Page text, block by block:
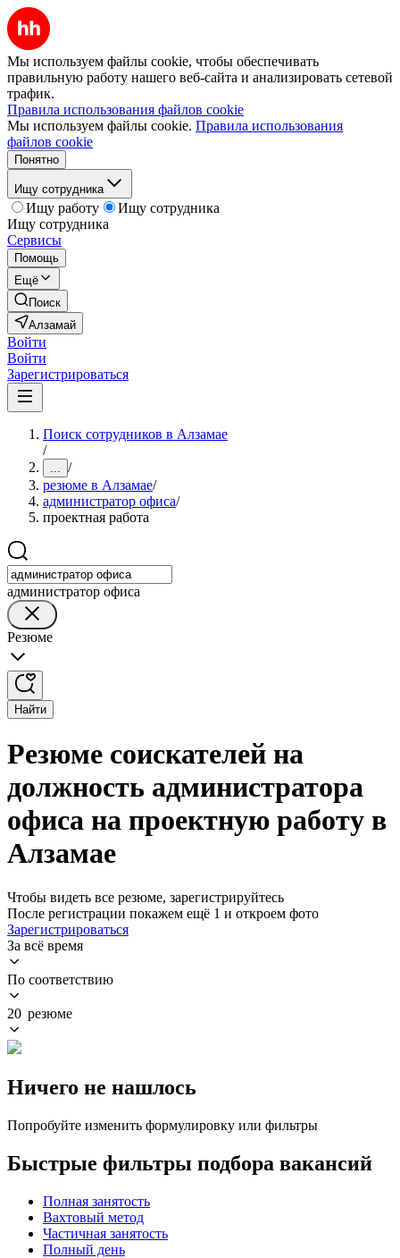
Мы используем файлы cookie, чтобы обеспечивать
правильную работу нашего веб-сайта и анализировать сетевой
трафик.
Правила использования файлов cookie
Мы используем файлы cookie. Правила использования
файлов cookie
Понятно
Ищу сотрудника
Ищу работу
Ищу сотрудника
Ищу сотрудника
Сервисы
Помощь
Ещё
Поиск
Алзамай
Войти
Войти
Зарегистрироваться
Поиск сотрудников в Алзамае
/
... /
резюме в Алзамае/
администратор офиса/
проектная работа
администратор офиса
Резюме
Найти
Резюме соискателей на
должность администратора
офиса на проектную работу в
Алзамае
Чтобы видеть все резюме, зарегистрируйтесь
После регистрации покажем ещё 1 и откроем фото
Зарегистрироваться
За всё время
По соответствию
20 резюме
Ничего не нашлось
Попробуйте изменить формулировку или фильтры
Быстрые фильтры подбора вакансий
Полная занятость
Вахтовый метод
Частичная занятость
Полный день